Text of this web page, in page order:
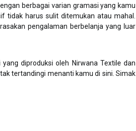
berbagai varian gramasi yang kamu
tidak harus sulit ditemukan atau mahal.
pengalaman berbelanja yang luar
diproduksi oleh Nirwana Textile dan
tertandingi menanti kamu di sini. Simak